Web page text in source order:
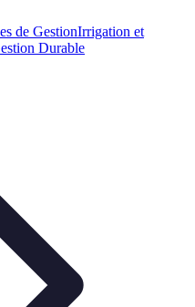
de GestionIrrigation et
Durable